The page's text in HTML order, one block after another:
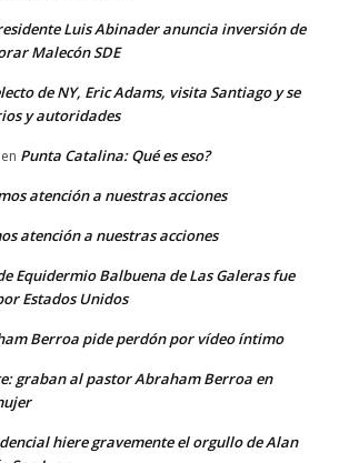
Luis Abinader anuncia inversión de
Malecón SDE
de NY, Eric Adams, visita Santiago y se
y autoridades
en Punta Catalina: Qué es eso?
atención a nuestras acciones
atención a nuestras acciones
Equidermio Balbuena de Las Galeras fue
Estados Unidos
Berroa pide perdón por vídeo íntimo
graban al pastor Abraham Berroa en
hiere gravemente el orgullo de Alan